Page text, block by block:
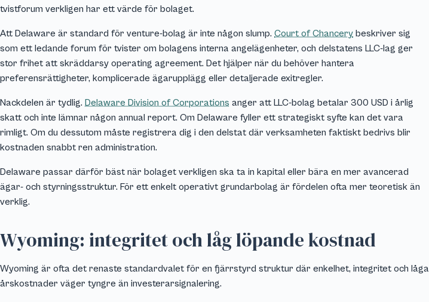
tvistforum verkligen har ett värde för bolaget.
Att Delaware är standard för venture-bolag är inte någon slump. Court of Chancery beskriver sig
som ett ledande forum för tvister om bolagens interna angelägenheter, och delstatens LLC-lag ger
stor frihet att skräddarsy operating agreement. Det hjälper när du behöver hantera
preferensrättigheter, komplicerade ägarupplägg eller detaljerade exitregler.
Nackdelen är tydlig. Delaware Division of Corporations anger att LLC-bolag betalar 300 USD i årlig
skatt och inte lämnar någon annual report. Om Delaware fyller ett strategiskt syfte kan det vara
rimligt. Om du dessutom måste registrera dig i den delstat där verksamheten faktiskt bedrivs blir
kostnaden snabbt ren administration.
Delaware passar därför bäst när bolaget verkligen ska ta in kapital eller bära en mer avancerad
ägar- och styrningsstruktur. För ett enkelt operativt grundarbolag är fördelen ofta mer teoretisk än
verklig.
Wyoming: integritet och låg löpande kostnad
Wyoming är ofta det renaste standardvalet för en fjärrstyrd struktur där enkelhet, integritet och låga
årskostnader väger tyngre än investerarsignalering.